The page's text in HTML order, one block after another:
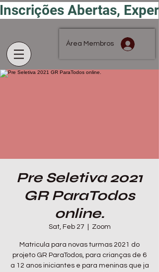
Inscrições Abertas,
Área Membros
Pre Seletiva 2021
GR ParaTodos
online.
Sat, Feb 27 Zoom
Matricula para novas turmas 2021 do
projeto GR ParaTodos, para crianças de 6
a 12 anos iniciantes e para meninas que ja